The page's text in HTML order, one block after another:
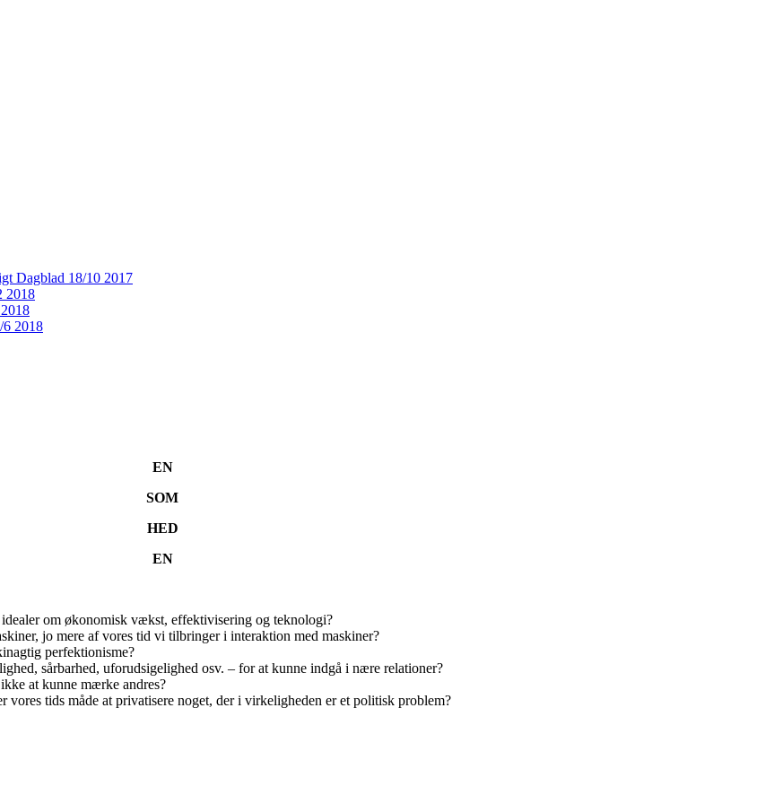
Dagblad 18/10 2017
2018
6 2018
EN
SOM
HED
EN
om økonomisk vækst, effektivisering og teknologi?
jo mere af vores tid vi tilbringer i interaktion med maskiner?
perfektionisme?
sårbarhed, uforudsigelighed osv. – for at kunne indgå i nære relationer?
at kunne mærke andres?
vores tids måde at privatisere noget, der i virkeligheden er et politisk problem?